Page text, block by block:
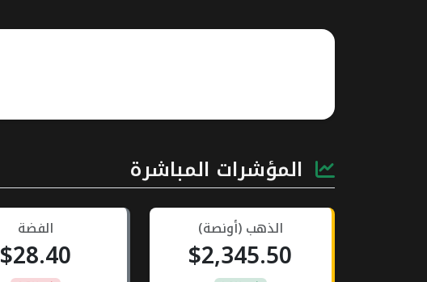
المؤشرات المباشرة
الذهب (أونصة)
$2,345.50
الفضة
$28.40